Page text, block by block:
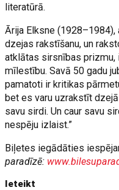
literatūrā.
Ārija Elksne
dzejas rakstīšanu, un
atklātas sirsnības prizmu,
mīlestību. Savā 50 gadu
pamatoti ir kritikas
bet es varu uzrakstīt
savu sirdi. Un caur savu
nespēju izlaist.”
Biļetes iegādāties
paradīzē:
Ieteikt